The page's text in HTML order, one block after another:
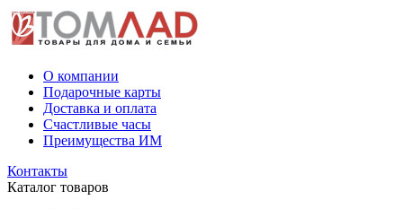
О компании
Подарочные карты
Доставка и оплата
Счастливые часы
Преимущества ИМ
Контакты
Каталог товаров